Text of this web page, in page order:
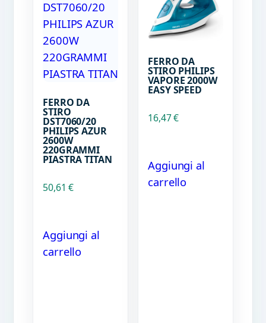
FERRO DA
STIRO
DST7060/20
PHILIPS AZUR
2600W
220GRAMMI
PIASTRA TITAN
50,61€
Aggiungi al
carrello
FERRO DA
STIRO PHILIPS
VAPORE 2000W
EASY SPEED
16,47€
Aggiungi al
carrello